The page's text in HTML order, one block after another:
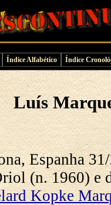
Índice Alfabético Índice
Luís
Espanha
(n. 1960) e
Kopke